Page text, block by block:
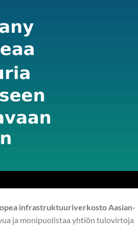
infrastruktuuriverkosto Aasian-
ja monipuolistaa yhtiön tulovirtoja